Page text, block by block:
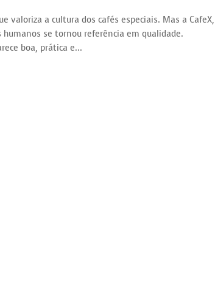
valoriza a cultura dos cafés especiais. Mas a CafeX,
se tornou referência em qualidade.
boa, prática e...